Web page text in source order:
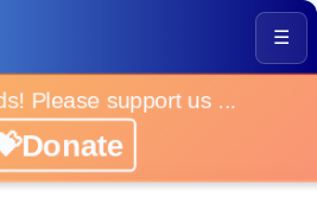
☰
Please support us ...